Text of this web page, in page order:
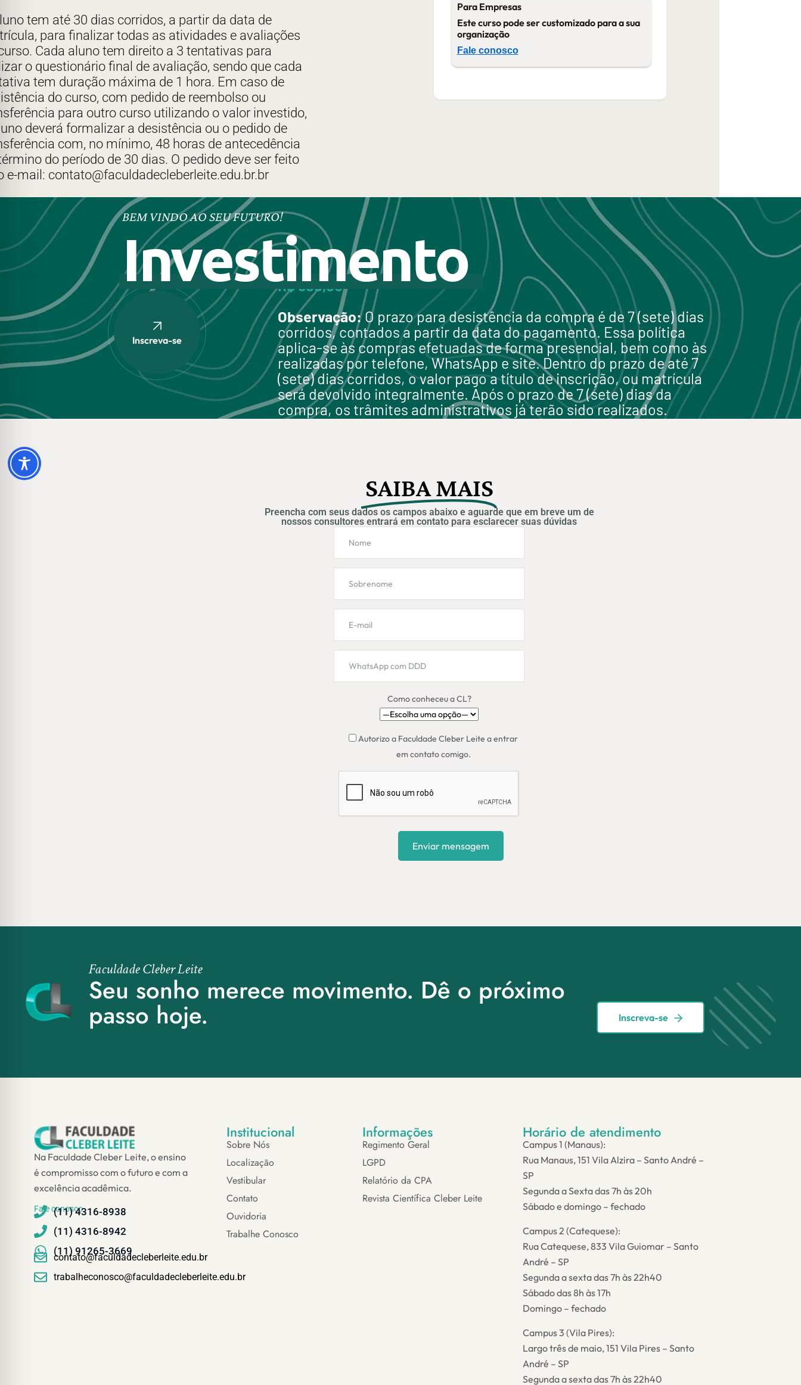
tem até 30 dias corridos, a partir da data de
para finalizar todas as atividades e avaliações
Cada aluno tem direito a 3 tentativas para
o questionário final de avaliação, sendo que cada
tem duração máxima de 1 hora. Em caso de
do curso, com pedido de reembolso ou
para outro curso utilizando o valor investido,
deverá formalizar a desistência ou o pedido de
com, no mínimo, 48 horas de antecedência
do período de 30 dias. O pedido deve ser feito
e-mail: contato@faculdadecleberleite.edu.br.br
Para Empresas
Este curso pode ser customizado para a sua
organização
Fale conosco
BEM VINDO AO SEU FUTURO!
Investimento
Inscreva-se
R$ 500,00
Observação:O prazo para desistência da compra é de 7 (sete) dias
corridos, contados a partir da data do pagamento. Essa política
aplica-se às compras efetuadas de forma presencial, bem como às
realizadas por telefone, WhatsApp e site. Dentro do prazo de até 7
(sete) dias corridos, o valor pago a título de inscrição, ou matrícula
será devolvido integralmente. Após o prazo de 7 (sete) dias da
compra, os trâmites administrativos já terão sido realizados.
SAIBA MAIS
Preencha com seus dados os campos abaixo e aguarde que em breve um de
nossos consultores entrará em contato para esclarecer suas dúvidas
Como conheceu a CL?
Autorizo a Faculdade Cleber Leite a entrar
em contato comigo.
Faculdade Cleber Leite
Seu sonho merece movimento. Dê o próximo
passo hoje. Inscreva-se
Na Faculdade Cleber Leite, o ensino
é compromisso com o futuro e com a
excelência acadêmica.
Fale conosco
(11) 4316-8938
(11) 4316-8942
(11) 91265-3669
contato@faculdadecleberleite.edu.br
trabalheconosco@faculdadecleberleite.edu.br
Institucional
Sobre Nós
Localização
Vestibular
Contato
Ouvidoria
Trabalhe Conosco
Informações
Regimento Geral
LGPD
Relatório da CPA
Revista Científica Cleber Leite
Horário de atendimento
Campus 1 (Manaus):
Rua Manaus, 151 Vila Alzira – Santo André –
SP
Segunda a Sexta das 7h às 20h
Sábado e domingo – fechado
Campus 2 (Catequese):
Rua Catequese, 833 Vila Guiomar – Santo
André – SP
Segunda a sexta das 7h às 22h40
Sábado das 8h às 17h
Domingo – fechado
Campus 3 (Vila Pires):
Largo três de maio, 151 Vila Pires – Santo
André – SP
Segunda a sexta das 7h às 22h40